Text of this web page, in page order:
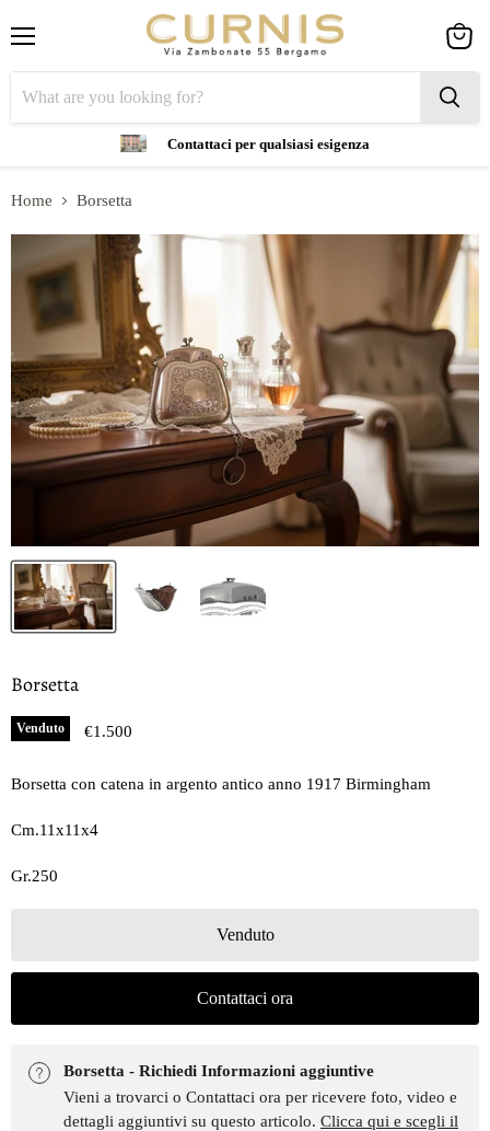
Contattaci per qualsiasi esigenza
cart
Home Borsetta
Borsetta
Venduto Prezzo oggi
€1.500
Borsetta con catena in argento antico anno 1917 Birmingham
Cm.11x11x4
Gr.250
Venduto
Contattaci ora
Borsetta - Richiedi Informazioni aggiuntive
Vieni a trovarci o Contattaci ora per ricevere foto, video e
dettagli aggiuntivi su questo articolo. Clicca qui e scegli il